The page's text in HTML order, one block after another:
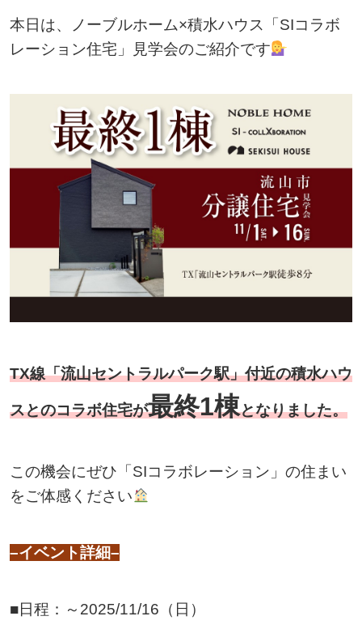
本日は、ノーブルホーム×積水ハウス「SIコラボ
レーション住宅」見学会のご紹介です
TX線「流山セントラルパーク駅」付近の積水ハウ
スとのコラボ住宅が最終1棟となりました。
この機会にぜひ「SIコラボレーション」の住まい
をご体感ください
–イベント詳細–
■日程：～2025/11/16（日）